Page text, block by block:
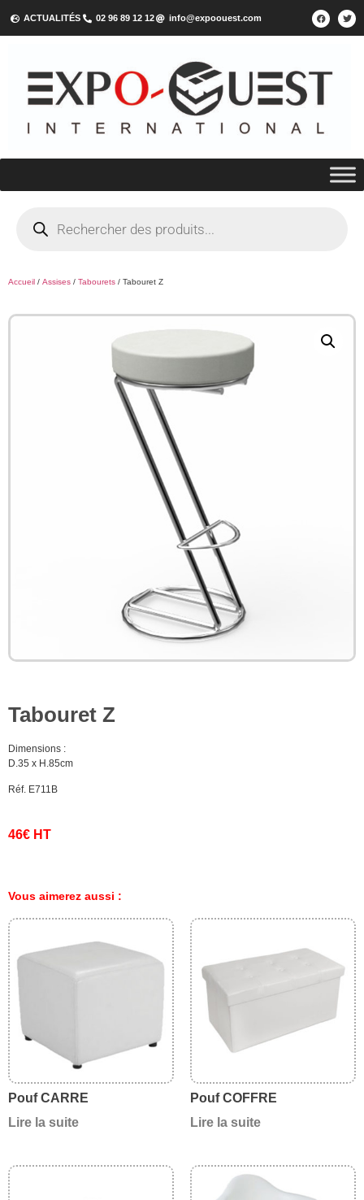
ACTUALITÉS 02 96 89 12 12 info@expoouest.com
Accueil / Assises / Tabourets / Tabouret Z
Tabouret Z
Dimensions :
D.35 x H.85cm
Réf. E711B
46€ HT
Vous aimerez aussi :
Pouf CARRE
Lire la suite
Pouf COFFRE
Lire la suite